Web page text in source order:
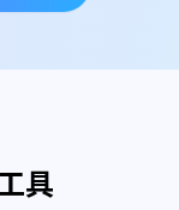
具